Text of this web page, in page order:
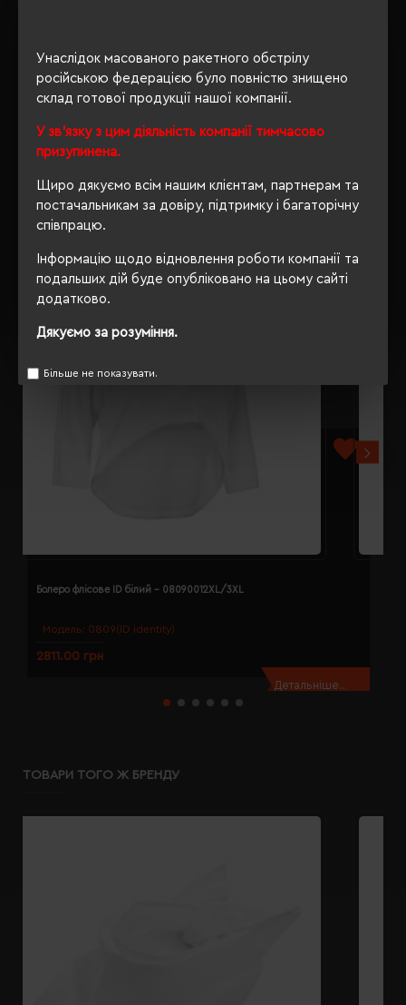
Унаслідок масованого ракетного обстрілу
російською федерацією було повністю знищено
склад готової продукції нашої компанії.
У зв'язку з цим діяльність компанії тимчасово
призупинена.
Щиро дякуємо всім нашим клієнтам, партнерам та
постачальникам за довіру, підтримку і багаторічну
співпрацю.
Інформацію щодо відновлення роботи компанії та
подальших дій буде опубліковано на цьому сайті
додатково.
Дякуємо за розуміння.
Більше не показувати.
ОПИС
ВІДГУКИ
РЕКОМЕНДУЄМО
Модель: 0809(ID identity)
Болеро флісове ID білий - 08090012XL/3XL
2811.00 грн
Детальніше...
ТОВАРИ ТОГО Ж БРЕНДУ